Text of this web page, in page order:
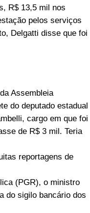
R$ 13,5 mil nos
pelos serviços
Delgatti disse que foi
Assembleia
do deputado estadual
cargo em que foi
de R$ 3 mil. Teria
reportagens de
(PGR), o ministro
do sigilo bancário dos